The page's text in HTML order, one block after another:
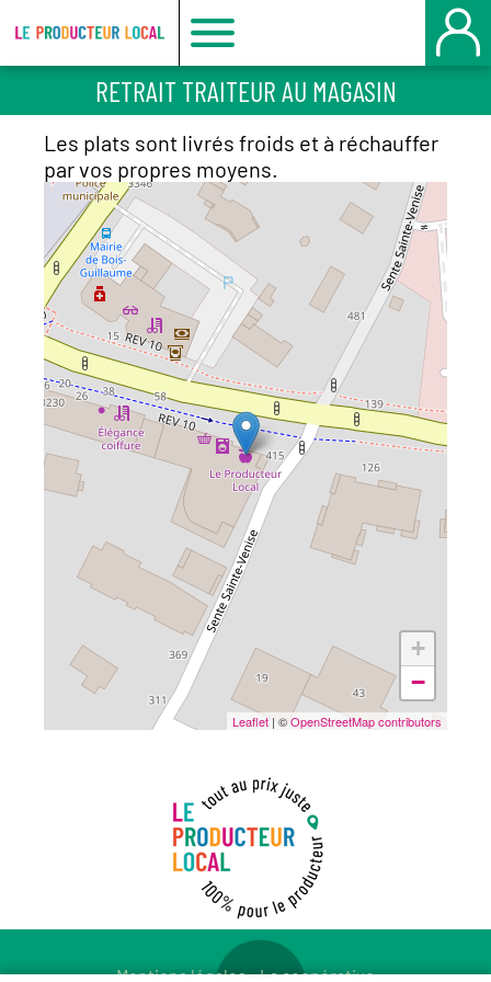
Le
producteur
local
-
Bois
Guillaume
RETRAIT TRAITEUR AU MAGASIN
Les plats sont livrés froids et à réchauffer
par vos propres moyens.
+
−
Leaflet | ©OpenStreetMap contributors
Mentions légales-La coopérative